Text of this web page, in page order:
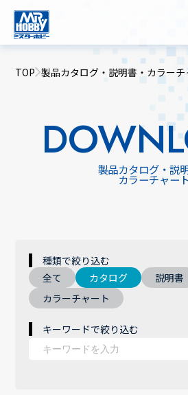
TOP 製品カタログ・説明書・カラーチ
製品カタログ・説
カラーチャー
種類で絞り込む
全て
カタログ
説明書
カラーチャート
キーワードで絞り込む